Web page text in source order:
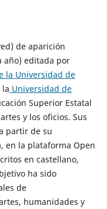
de aparición
año) editada por
la Universidad de
la Universidad de
Superior Estatal
y los oficios. Sus
partir de su
en la plataforma Open
en castellano,
ha sido
de
humanidades y